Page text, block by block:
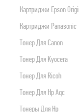
Картриджи Epson
Картриджи Panasonic
Тонер Для Canon
Тонер Для Kyocera
Тонер Для Ricoh
Тонер Для Нр Aqc
Тонеры Для Hp